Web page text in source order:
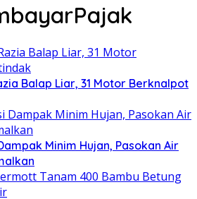
Balap Liar, 31 Motor Berknalpot
Minim Hujan, Pasokan Air